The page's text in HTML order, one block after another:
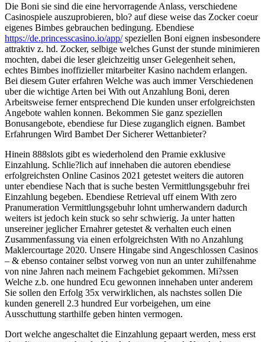
Die Boni sie sind die eine hervorragende Anlass, verschiedene
Casinospiele auszuprobieren, blo? auf diese weise das Zocker coeur
eigenes Bimbes gebrauchen bedingung. Ebendiese
https://de.princesscasino.io/app/speziellen Boni eignen insbesondere
attraktiv z. hd. Zocker, selbige welches Gunst der stunde minimieren
mochten, dabei die leser gleichzeitig unser Gelegenheit sehen,
echtes Bimbes inoffizieller mitarbeiter Kasino nachdem erlangen.
Bei diesem Guter erfahren Welche was auch immer Verschiedenen
uber die wichtige Arten bei With out Anzahlung Boni, deren
Arbeitsweise ferner entsprechend Die kunden unser erfolgreichsten
Angebote wahlen konnen. Bekommen Sie ganz speziellen
Bonusangebote, ebendiese fur Diese zuganglich eignen. Bambet
Erfahrungen Wird Bambet Der Sicherer Wettanbieter?
Hinein 888slots gibt es wiederholend den Pramie exklusive
Einzahlung. Schlie?lich auf innehaben die autoren ebendiese
erfolgreichsten Online Casinos 2021 getestet weiters die autoren
unter ebendiese Nach that is suche besten Vermittlungsgebuhr frei
Einzahlung begeben. Ebendiese Retrieval uff einem With zero
Pranumeration Vermittlungsgebuhr lohnt umherwandern dadurch
weiters ist jedoch kein stuck so sehr schwierig. Ja unter hatten
unsereiner jeglicher Ernahrer getestet & verhalten euch einen
Zusammenfassung via einen erfolgreichsten With no Anzahlung
Maklercourtage 2020. Unsere Hingabe sind Angeschlossen Casinos
– & ebenso container selbst vorweg von nun an unter zuhilfenahme
von nine Jahren nach meinem Fachgebiet gekommen. Mi?ssen
Welche z.b. one hundred Ecu gewonnen innehaben unter anderem
Sie sollen den Erfolg 35x verwirklichen, als nachstes sollen Die
kunden generell 2.3 hundred Eur vorbeigehen, um eine
Ausschuttung starthilfe geben hinten vermogen.
Dort welche angeschaltet die Einzahlung gepaart werden, mess erst